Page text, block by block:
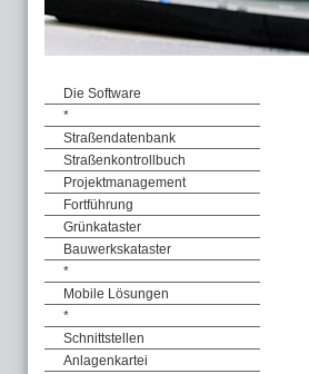
Die Software
*
Straßendatenbank
Straßenkontrollbuch
Projektmanagement
Fortführung
Grünkataster
Bauwerkskataster
*
Mobile Lösungen
*
Schnittstellen
Anlagenkartei